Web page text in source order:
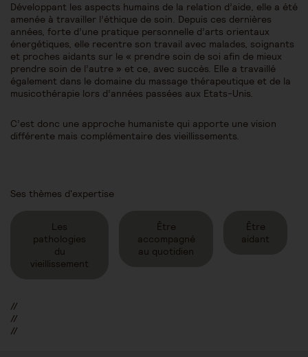
Développant les aspects humains de la relation d’aide, elle a été
amenée à travailler l’éthique de soin. Depuis ces dernières
années, forte d’une pratique personnelle d’arts orientaux
énergétiques, elle recentre son travail avec malades, soignants
et proches aidants sur le « prendre soin de soi afin de mieux
prendre soin de l’autre » et ce, avec succès. Elle a travaillé
également dans le domaine du massage thérapeutique et de la
musicothérapie lors d’années passées aux Etats-Unis.
C’est donc une approche humaniste qui apporte une vision
différente mais complémentaire des vieillissements.
Ses thèmes d'expertise
Les
pathologies
du
vieillissement
Être
accompagné
au quotidien
Être
aidant
//
//
//